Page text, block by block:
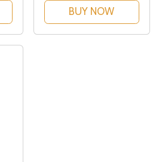
scénarios
catastrophes
BUY NOW